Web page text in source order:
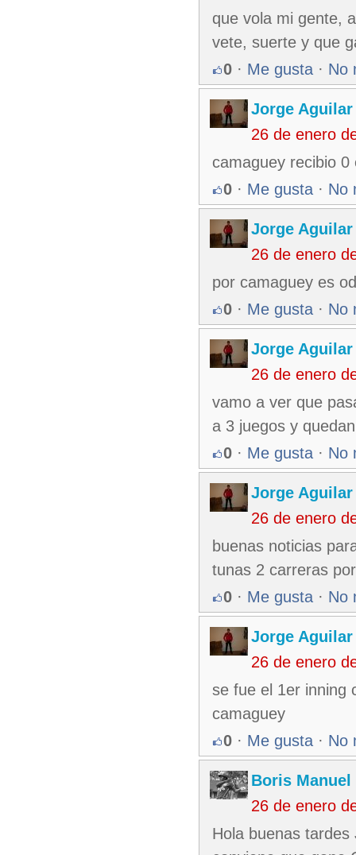
que vola mi gente,
vete, suerte y que
0 · Me gusta · No
Jorge Aguilar
26 de enero
camaguey recibio
0 · Me gusta · No
Jorge Aguilar
26 de enero
por camaguey es
0 · Me gusta · No
Jorge Aguilar
26 de enero
vamo a ver que
a 3 juegos y
0 · Me gusta · No
Jorge Aguilar
26 de enero
buenas noticias
tunas 2 carreras
0 · Me gusta · No
Jorge Aguilar
26 de enero
se fue el 1er inning
camaguey
0 · Me gusta · No
Boris Manuel
26 de enero
Hola buenas